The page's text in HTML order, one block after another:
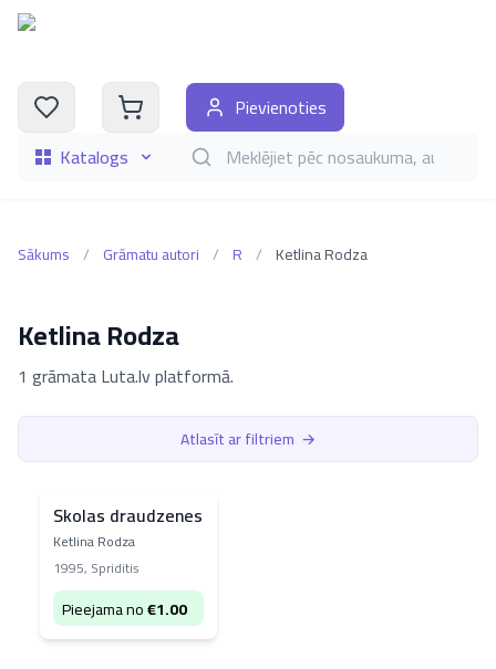
Katalogs Meklēt grāmatas pēc nosaukuma, autora,
Pievienoties
Sākums / Grāmatu autori / R / Ketlina Rodza
Ketlina Rodza
1 grāmata Luta.lv platformā.
Atlasīt ar filtriem →
Skolas draudzenes
Ketlina Rodza
1995, Spriditis
Pieejama no€1.00